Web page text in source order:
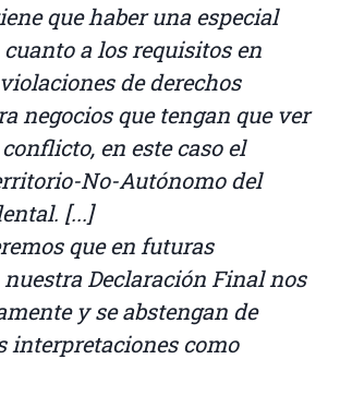
que haber una especial
a los requisitos en
de derechos
negocios que tengan que ver
en este caso el
No-Autónomo del
[...]
que en futuras
Declaración Final nos
y se abstengan de
interpretaciones como